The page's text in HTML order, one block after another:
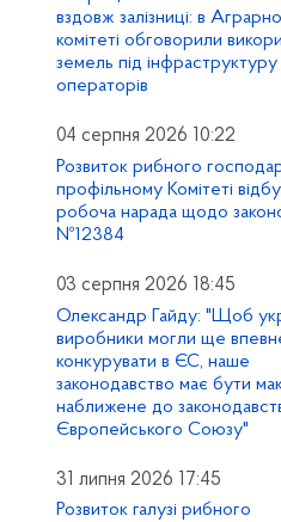
вздовж залізниці: в
комітеті обговорили
земель під інфраструктуру
операторів
04 серпня 2026 10:22
Розвиток рибного
профільному Комітеті
робоча нарада щодо
№12384
03 серпня 2026 18:45
Олександр Гайду: "Щоб
виробники могли ще
конкурувати в ЄС, наше
законодавство має бути
наближене до
Європейського Союзу"
31 липня 2026 17:45
Розвиток галузі рибного